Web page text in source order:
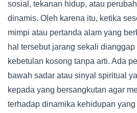
sosial, tekanan hidup, atau
dinamis. Oleh karena itu, ketika
mimpi atau pertanda alam yang
hal tersebut jarang sekali
kebetulan kosong tanpa arti. Ada
bawah sadar atau sinyal spiritual
kepada yang bersangkutan agar
terhadap dinamika kehidupan